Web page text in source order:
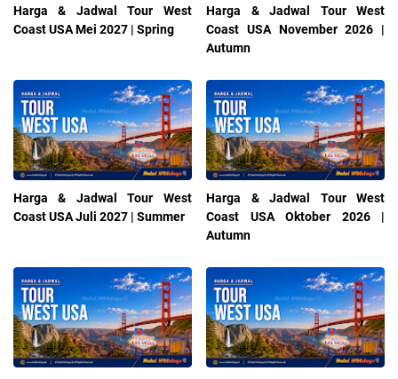
Harga & Jadwal Tour West
Coast USA Mei 2027 | Spring
Harga & Jadwal Tour West
Coast USA November 2026 |
Autumn
Harga & Jadwal Tour West
Coast USA Juli 2027 | Summer
Harga & Jadwal Tour West
Coast USA Oktober 2026 |
Autumn